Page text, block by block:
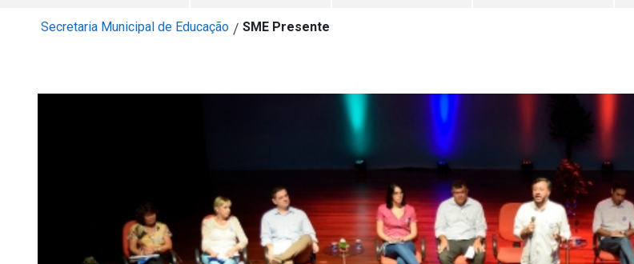
Secretaria Municipal de Educação / SME Presente